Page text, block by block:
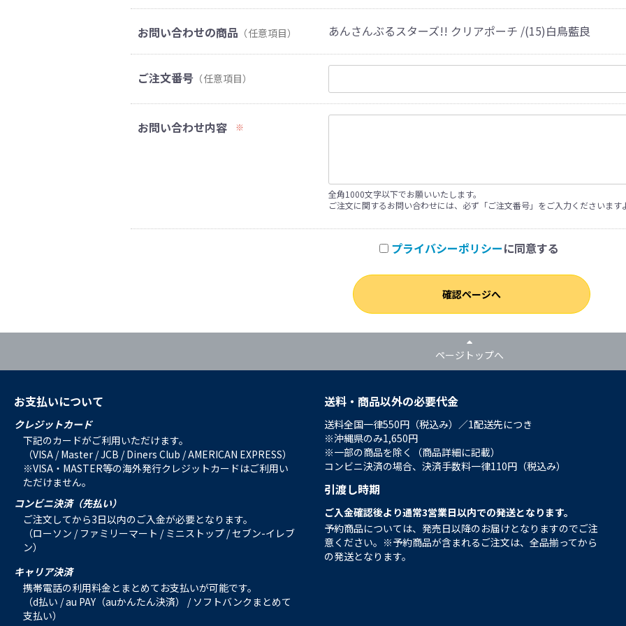
お問い合わせの商品 （任意項目） あんさんぶるスターズ!! クリアポーチ /(15)白鳥藍良
ご注文番号 （任意項目）
お問い合わせ内容 ※
全角1000文字以下でお願いいたします。
ご注文に関するお問い合わせには、必ず「ご注文番号」をご入力くださいます
プライバシーポリシーに同意する
確認ページへ
ページトップへ
お支払いについて
クレジットカード
下記のカードがご利用いただけます。
（VISA / Master / JCB / Diners Club / AMERICAN EXPRESS）
※VISA・MASTER等の海外発行クレジットカードはご利用い
ただけません。
コンビニ決済（先払い）
ご注文してから3日以内のご入金が必要となります。
（ローソン / ファミリーマート / ミニストップ / セブン-イレブ
ン）
キャリア決済
携帯電話の利用料金とまとめてお支払いが可能です。
（d払い / au PAY（auかんたん決済） / ソフトバンクまとめて
支払い）
送料・商品以外の必要代金
送料全国一律550円（税込み）／1配送先につき
※沖縄県のみ1,650円
※一部の商品を除く（商品詳細に記載）
コンビニ決済の場合、決済手数料一律110円（税込み）
引渡し時期
ご入金確認後より通常3営業日以内での発送となります。
予約商品については、発売日以降のお届けとなりますのでご注
意ください。※予約商品が含まれるご注文は、全品揃ってから
の発送となります。